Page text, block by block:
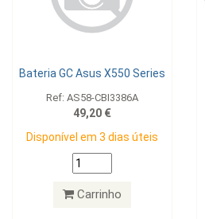
Bateria GC Asus X550 Series
Ref: AS58-CBI3386A
49,20 €
Disponível em 3 dias úteis
Carrinho